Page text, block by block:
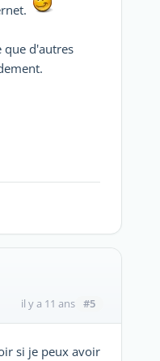
que d'autres
il y a 11 ans #5
si je peux avoir